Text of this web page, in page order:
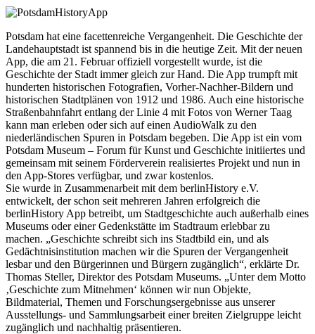
Potsdam hat eine facettenreiche Vergangenheit. Die Geschichte der
Landehauptstadt ist spannend bis in die heutige Zeit. Mit der neuen
App, die am 21. Februar offiziell vorgestellt wurde, ist die
Geschichte der Stadt immer gleich zur Hand. Die App trumpft mit
hunderten historischen Fotografien, Vorher-Nachher-Bildern und
historischen Stadtplänen von 1912 und 1986. Auch eine historische
Straßenbahnfahrt entlang der Linie 4 mit Fotos von Werner Taag
kann man erleben oder sich auf einen AudioWalk zu den
niederländischen Spuren in Potsdam begeben. Die App ist ein vom
Potsdam Museum – Forum für Kunst und Geschichte initiiertes und
gemeinsam mit seinem Förderverein realisiertes Projekt und nun in
den App-Stores verfügbar, und zwar kostenlos.
Sie wurde in Zusammenarbeit mit dem berlinHistory e.V.
entwickelt, der schon seit mehreren Jahren erfolgreich die
berlinHistory App betreibt, um Stadtgeschichte auch außerhalb eines
Museums oder einer Gedenkstätte im Stadtraum erlebbar zu
machen. „Geschichte schreibt sich ins Stadtbild ein, und als
Gedächtnisinstitution machen wir die Spuren der Vergangenheit
lesbar und den Bürgerinnen und Bürgern zugänglich“, erklärte Dr.
Thomas Steller, Direktor des Potsdam Museums. „Unter dem Motto
‚Geschichte zum Mitnehmen‘ können wir nun Objekte,
Bildmaterial, Themen und Forschungsergebnisse aus unserer
Ausstellungs- und Sammlungsarbeit einer breiten Zielgruppe leicht
zugänglich und nachhaltig präsentieren.